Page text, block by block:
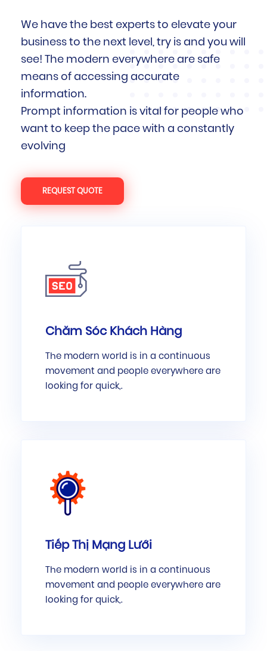
We have the best experts to elevate your
business to the next level, try is and you will
see! The modern everywhere are safe
means of accessing accurate
information.
Prompt information is vital for people who
want to keep the pace with a constantly
evolving
REQUEST QUOTE
Chăm Sóc Khách Hàng
The modern world is in a continuous
movement and people everywhere are
looking for quick,.
Tiếp Thị Mạng Lưới
The modern world is in a continuous
movement and people everywhere are
looking for quick,.